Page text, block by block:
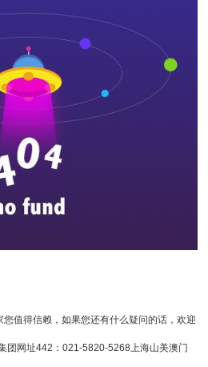
您值得信赖，如果您还有什么疑问的话，欢迎
团网址442 ：021-5820-5268上海山美澳门